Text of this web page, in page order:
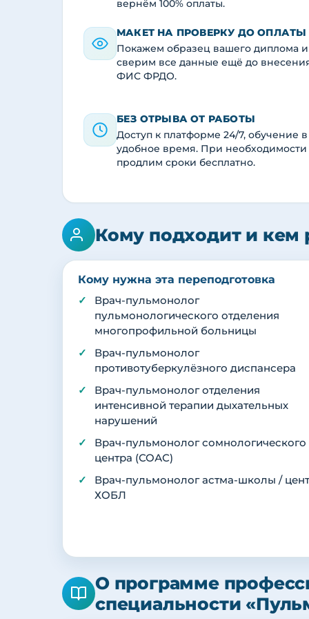
вернём 100% оплаты.
МАКЕТ НА ПРОВЕРКУ ДО ОПЛАТЫ
Покажем образец вашего диплома и
сверим все данные ещё до
ФИС ФРДО.
БЕЗ ОТРЫВА ОТ РАБОТЫ
Доступ к платформе 24/7, обучение в
удобное время. При необходимости
продлим сроки бесплатно.
Кому подходит и кем
Кому нужна эта переподготовка
Врач-пульмонолог
пульмонологического отделения
многопрофильной больницы
Врач-пульмонолог
противотуберкулёзного диспансера
Врач-пульмонолог отделения
интенсивной терапии дыхательных
нарушений
Врач-пульмонолог сомнологического
центра (СОАС)
Врач-пульмонолог астма-школы /
ХОБЛ
О программе
специальности